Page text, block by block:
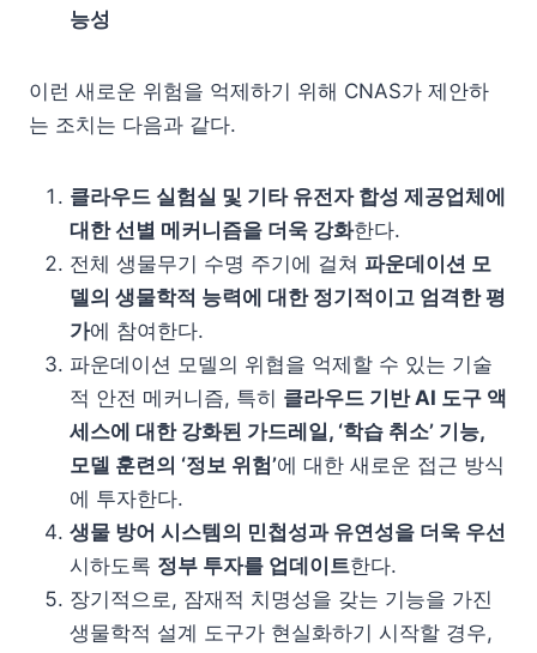
능성
이런 새로운 위험을 억제하기 위해 CNAS가 제안하
는 조치는 다음과 같다.
클라우드 실험실 및 기타 유전자 합성 제공업체에
대한 선별 메커니즘을 더욱 강화한다.
전체 생물무기 수명 주기에 걸쳐 파운데이션 모
델의 생물학적 능력에 대한 정기적이고 엄격한 평
가에 참여한다.
파운데이션 모델의 위협을 억제할 수 있는 기술
적 안전 메커니즘, 특히 클라우드 기반 AI 도구 액
세스에 대한 강화된 가드레일, ‘학습 취소’ 기능,
모델 훈련의 ‘정보 위험’에 대한 새로운 접근 방식
에 투자한다.
생물 방어 시스템의 민첩성과 유연성을 더욱 우선
시하도록 정부 투자를 업데이트한다.
장기적으로, 잠재적 치명성을 갖는 기능을 가진
생물학적 설계 도구가 현실화하기 시작할 경우,